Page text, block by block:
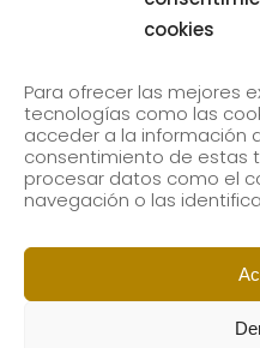
cookies
Para ofrecer las mejores
tecnologías como las
acceder a la información
consentimiento de estas
procesar datos como el
navegación o las
Subscribe to our
email.